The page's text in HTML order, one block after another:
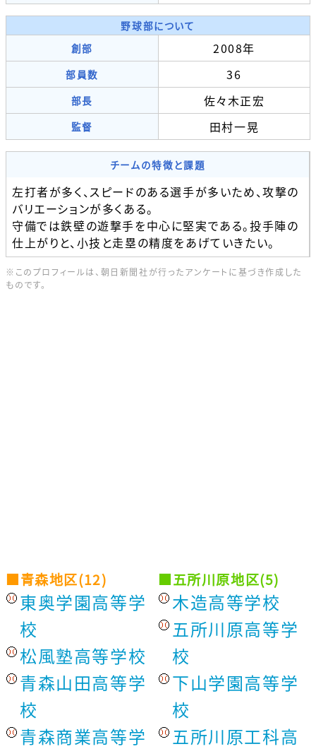
■青森地区(12)
東奥学園高等学
校
松風塾高等学校
青森山田高等学
校
青森商業高等学
■五所川原地区(5)
木造高等学校
五所川原高等学
校
下山学園高等学
校
五所川原工科高
野球部について
創部
2008年
部員数 36
部長 佐々木正宏
監督 田村一晃
チームの特徴と課題
左打者が多く、スピードのある選手が多いため、攻撃の
バリエーションが多くある。
守備では鉄壁の遊撃手を中心に堅実である。投手陣の
仕上がりと、小技と走塁の精度をあげていきたい。
※このプロフィールは、朝日新聞社が行ったアンケートに基づき作成した
ものです。